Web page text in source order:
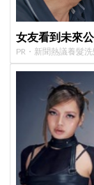
女友看到未來
PR・新聞熱議養髮